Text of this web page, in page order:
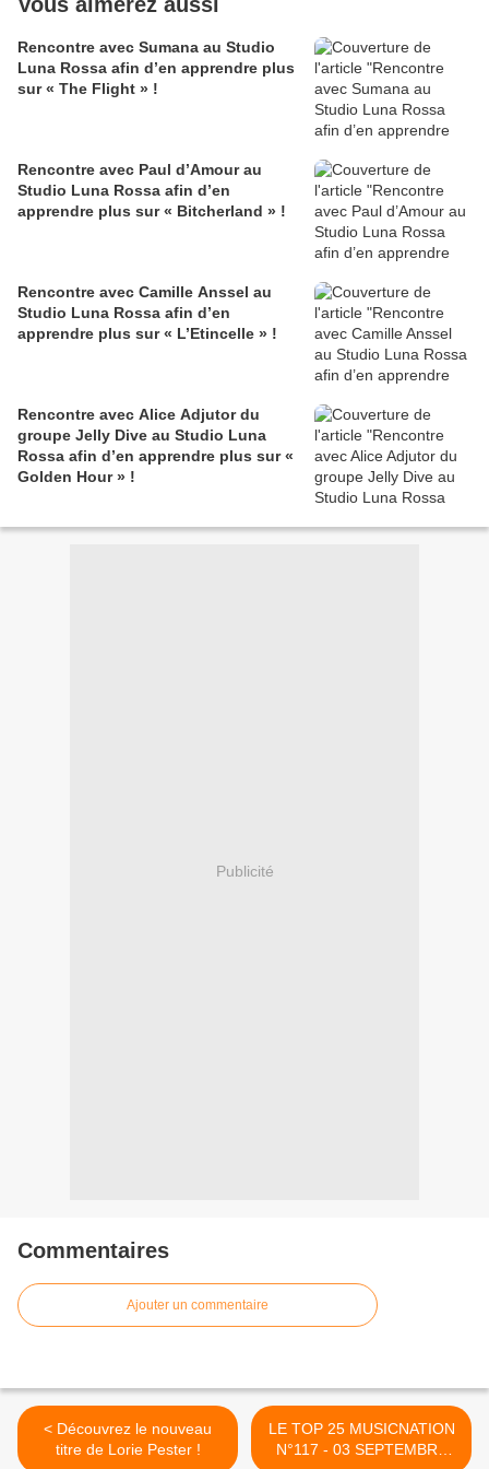
Rencontre avec Sumana au Studio
Luna Rossa afin d’en apprendre plus
sur « The Flight » !
Rencontre avec Paul d’Amour au
Studio Luna Rossa afin d’en
apprendre plus sur « Bitcherland » !
Rencontre avec Camille Anssel au
Studio Luna Rossa afin d’en
apprendre plus sur « L’Etincelle » !
Rencontre avec Alice Adjutor du
groupe Jelly Dive au Studio Luna
Rossa afin d’en apprendre plus sur «
Golden Hour » !
Publicité
Commentaires
Ajouter un commentaire
< Découvrez le nouveau
titre de Lorie Pester !
LE TOP 25 MUSICNATION
N°117 - 03 SEPTEMBRE